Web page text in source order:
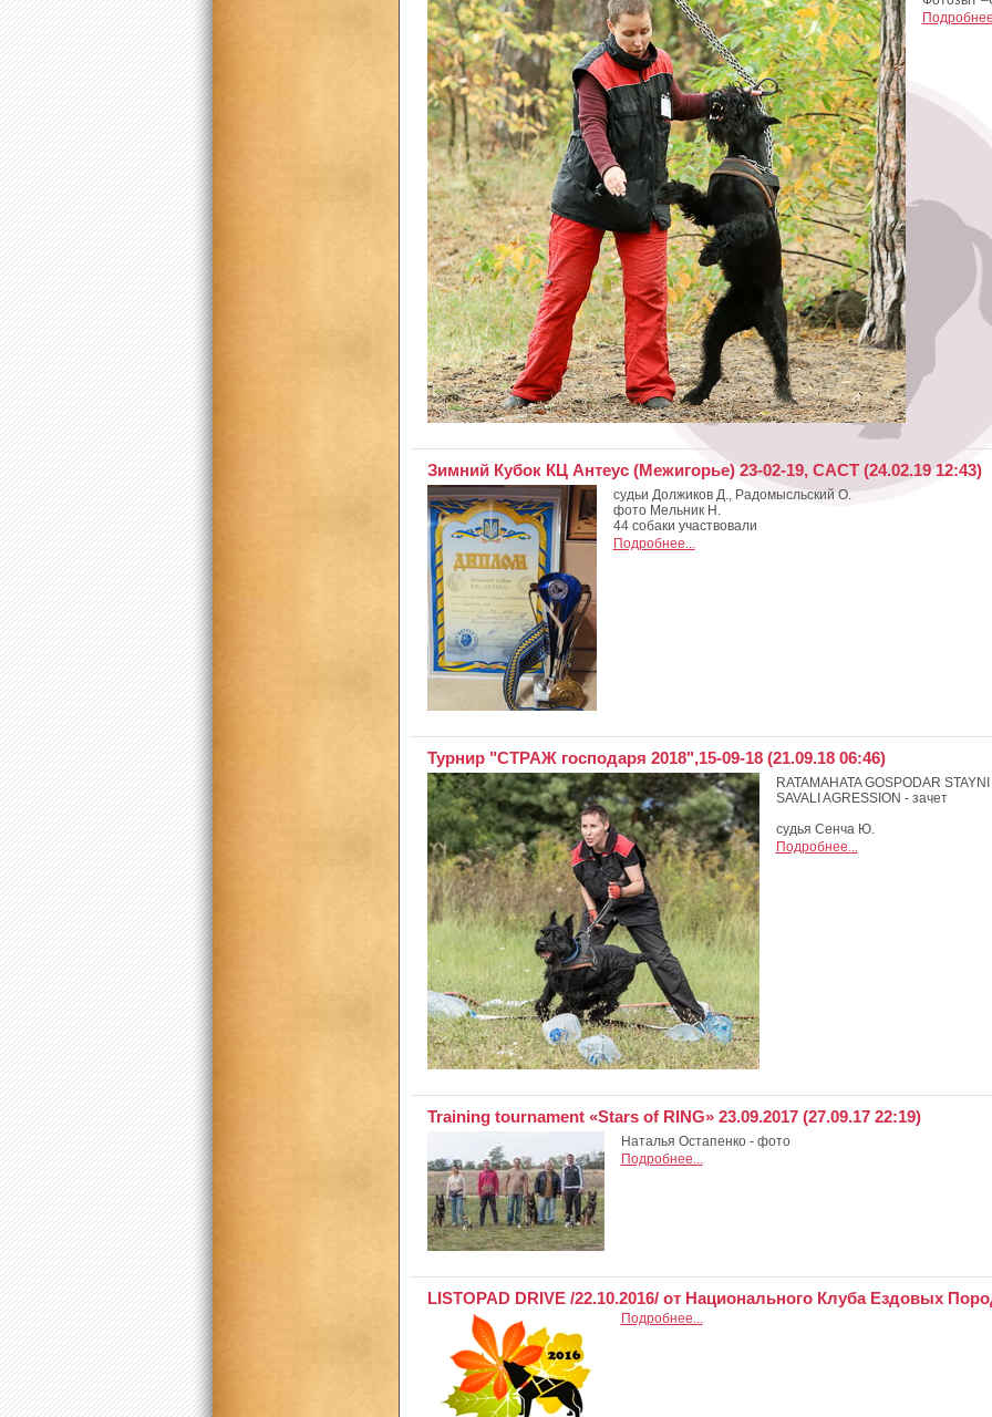
Зимний Кубок КЦ Антеус (Межигорье) 23-02-19, САСТ (24.02.19 12:43)
судьи Должиков Д., Радомысльский О.
фото Мельник Н.
44 собаки участвовали
Подробнее...
Турнир "СТРАЖ господаря 2018",15-09-18 (21.09.18 06:46)
RATAMAHATA GOSPODAR
SAVALI AGRESSION - зачет
cудья Сенча Ю.
Подробнее...
Training tournament «Stars of RING» 23.09.2017 (27.09.17 22:19)
Наталья Остапенко - фото
Подробнее...
LISTOPAD DRIVE /22.10.2016/ от Национального Клуба Ездовых
Подробнее...